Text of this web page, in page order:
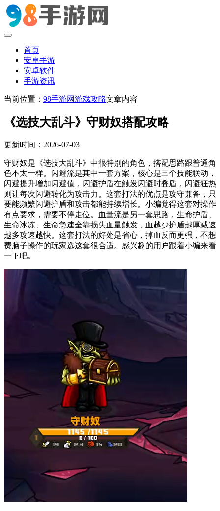
首页
安卓手游
安卓软件
手游资讯
当前位置： 98手游网游戏攻略文章内容
《选技大乱斗》守财奴搭配攻略
更新时间：2026-07-03
守财奴是《选技大乱斗》中很特别的角色，搭配思路跟普通角
色不太一样。闪避流是其中一套方案，核心是三个技能联动，
闪避提升增加闪避值，闪避护盾在触发闪避时叠盾，闪避狂热
则让每次闪避转化为攻击力。这套打法的优点是攻守兼备，只
要能频繁闪避护盾和攻击都能持续增长。小编觉得这套对操作
有点要求，需要不停走位。血量流是另一套思路，生命护盾、
生命冰冻、生命急速全靠损失血量触发，血越少护盾越厚减速
越多攻速越快。这套打法的好处是省心，掉血反而更强，不想
费脑子操作的玩家选这套很合适。感兴趣的用户跟着小编来看
一下吧。